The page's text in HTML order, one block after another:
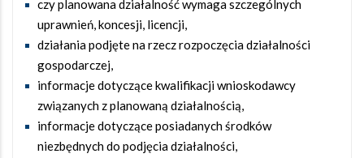
czy planowana działalność wymaga szczególnych
uprawnień, koncesji, licencji,
działania podjęte na rzecz rozpoczęcia działalności
gospodarczej,
informacje dotyczące kwalifikacji wnioskodawcy
związanych z planowaną działalnością,
informacje dotyczące posiadanych środków
niezbędnych do podjęcia działalności,